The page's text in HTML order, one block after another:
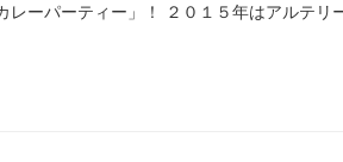
ーパーティー」！ ２０１５年はアルテリ